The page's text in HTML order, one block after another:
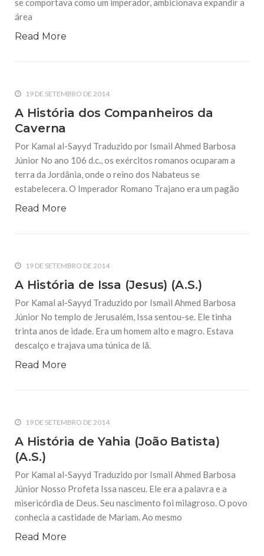
se comportava como um imperador, ambicionava expandir a
área
Read More
19 DE SETEMBRO DE 2014
A História dos Companheiros da
Caverna
Por Kamal al-Sayyd Traduzido por Ismail Ahmed Barbosa
Júnior No ano 106 d.c., os exércitos romanos ocuparam a
terra da Jordânia, onde o reino dos Nabateus se
estabelecera. O Imperador Romano Trajano era um pagão
Read More
19 DE SETEMBRO DE 2014
A História de Issa (Jesus) (A.S.)
Por Kamal al-Sayyd Traduzido por Ismail Ahmed Barbosa
Júnior No templo de Jerusalém, Issa sentou-se. Ele tinha
trinta anos de idade. Era um homem alto e magro. Estava
descalço e trajava uma túnica de lã.
Read More
19 DE SETEMBRO DE 2014
A História de Yahia (João Batista)
(A.S.)
Por Kamal al-Sayyd Traduzido por Ismail Ahmed Barbosa
Júnior Nosso Profeta Issa nasceu. Ele era a palavra e a
misericórdia de Deus. Seu nascimento foi milagroso. O povo
conhecia a castidade de Mariam. Ao mesmo
Read More